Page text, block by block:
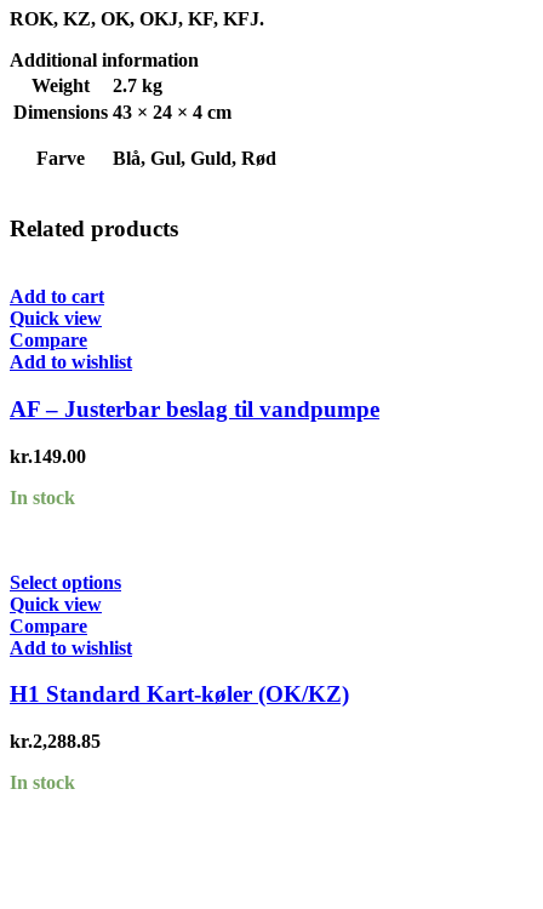
ROK, KZ, OK, OKJ, KF, KFJ.
Additional information
Weight
2.7 kg
Dimensions 43 × 24 × 4 cm
Farve Blå, Gul, Guld, Rød
Related products
Add to cart
Quick view
Compare
Add to wishlist
AF – Justerbar beslag til vandpumpe
kr.149.00
In stock
Select options
Quick view
Compare
Add to wishlist
H1 Standard Kart-køler (OK/KZ)
kr.2,288.85
In stock